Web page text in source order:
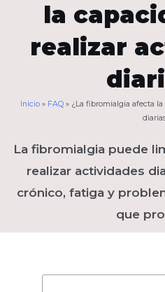
la
realizar
Inicio » FAQ » ¿La fibromialgia afecta
La fibromialgia puede
realizar actividades
crónico, fatiga y
que